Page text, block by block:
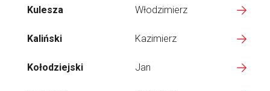
Kulesza Włodzimierz
Kaliński Kazimierz
Kołodziejski Jan